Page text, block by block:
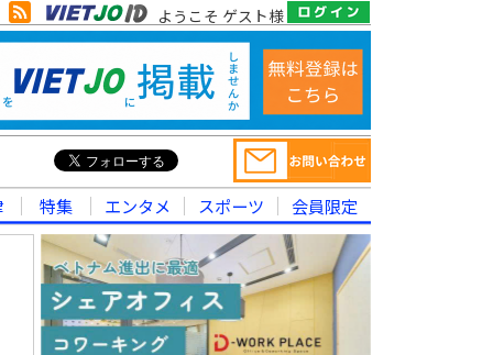
ようこそ ゲスト様
特集 エンタメ スポーツ 会員限定